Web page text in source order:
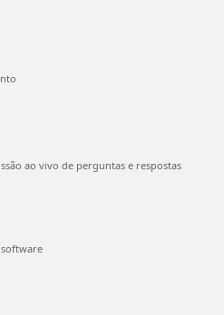
ao vivo de perguntas e respostas